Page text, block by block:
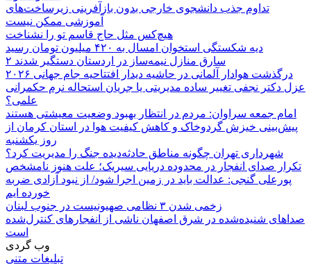
تداوم جذب دانشجوی خارجی بدون بازآفرینی زیرساخت‌های
آموزشی ممکن نیست
هیچ‌کس مثل حاج قاسم تو را نشناخت
دیه شکستگی استخوان امسال به ۴۲۰ میلیون تومان رسید
۲ سارق منازل نیمه‌ساز در اردستان دستگیر شدند
درگذشت هوادار آلمانی در حاشیه دیدار افتتاحیه جام جهانی ۲۰۲۶
عزل دکتر نجفی تغییر ساده مدیریتی یا جریان استحاله نرم حکمرانی
علمی؟
امام جمعه سراوان: مردم در انتظار بهبود وضعیت معیشتی هستند
پیش‌بینی خیزش گردوخاک و کاهش کیفیت هوا در استان کرمان از
روز یکشنبه
شهرداری تهران چگونه مناطق حادثه‌دیده جنگ را مدیریت کرد؟
تکرار صدای انفجار در محدوده دریایی سیریک؛ علت هنوز نامشخص
پورعلی گنجی: عدالت باید در زمین اجرا شود/ از نبود آزادی ضربه
خورده ایم
زخمی شدن ۳ نظامی صهیونیست در جنوب لبنان
صداهای شنیده‌شده در شرق اصفهان ناشی از انفجارهای کنترل‌شده
است
وب گردی
تبلیغات متنی